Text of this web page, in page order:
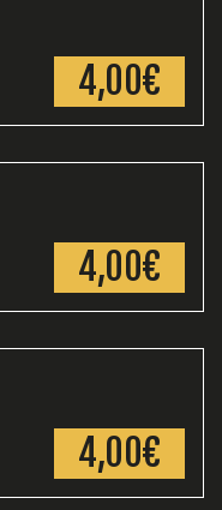
4,00€
4,00€
4,00€